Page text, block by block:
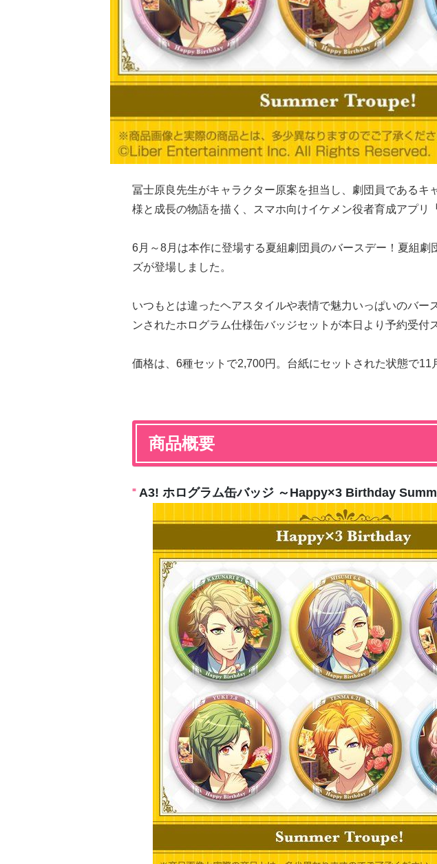
冨士原良先生がキャラクター原案を担当し、劇団員であるキ
様と成長の物語を描く、スマホ向けイケメン役者育成アプリ
6月～8月は本作に登場する夏組劇団員のバースデー！夏組劇
ズが登場しました。
いつもとは違ったヘアスタイルや表情で魅力いっぱいのバー
ンされたホログラム仕様缶バッジセットが本日より予約受付
価格は、6種セットで2,700円。台紙にセットされた状態で11
商品概要
A3! ホログラム缶バッジ ～Happy×3 Birthday